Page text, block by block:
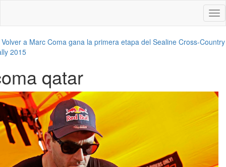
Volver a Marc Coma gana la primera etapa del Sealine Cross-Country
2015
qatar